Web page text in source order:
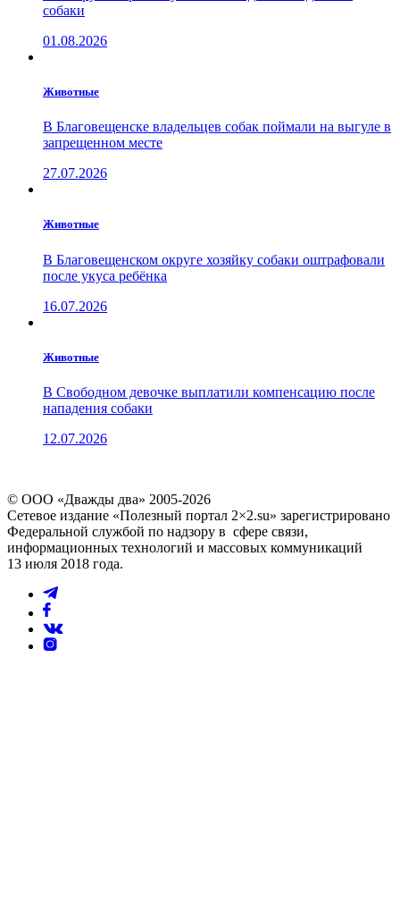
собаки
01.08.2026
Животные
В Благовещенске владельцев собак поймали на выгуле в
запрещенном месте
27.07.2026
Животные
В Благовещенском округе хозяйку собаки оштрафовали
после укуса ребёнка
16.07.2026
Животные
В Свободном девочке выплатили компенсацию после
нападения собаки
12.07.2026
© ООО «Дважды два» 2005-2026
Сетевое издание «Полезный портал 2×2.su» зарегистрировано
Федеральной службой по надзору в сфере связи,
информационных технологий и массовых коммуникаций
13 июля 2018 года.